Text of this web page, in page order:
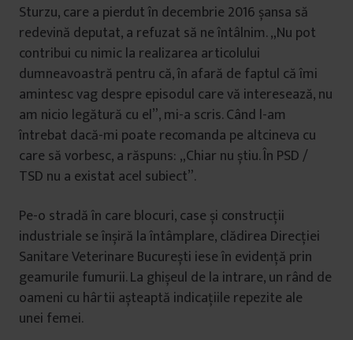
Sturzu, care a pierdut în decembrie 2016 șansa să
redevină deputat, a refuzat să ne întâlnim. „Nu pot
contribui cu nimic la realizarea articolului
dumneavoastră pentru că, în afară de faptul că îmi
amintesc vag despre episodul care vă interesează, nu
am nicio legătură cu el”, mi-a scris. Când l-am
întrebat dacă-mi poate recomanda pe altcineva cu
care să vorbesc, a răspuns: „Chiar nu știu. În PSD /
TSD nu a existat acel subiect”.
Pe-o stradă în care blocuri, case și construcții
industriale se înșiră la întâmplare, clădirea Direcției
Sanitare Veterinare București iese în evidență prin
geamurile fumurii. La ghișeul de la intrare, un rând de
oameni cu hârtii așteaptă indicațiile repezite ale
unei femei.